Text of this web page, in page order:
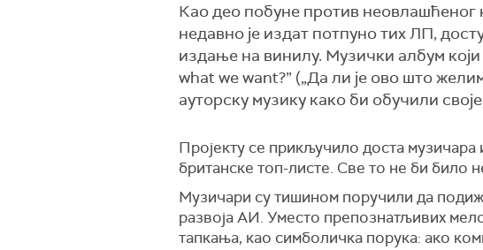
Као део побуне против
недавно је издат потпуно тих ЛП,
издање на винилу. Музички албум
what we want?” („Да ли је ово што
ауторску музику како би обучили
Пројекту се прикључило доста музичара
британске топ-листе. Све то не би било
Музичари су тишином поручили да
развоја АИ. Уместо препознатљивих
тапкања, као симболичка порука: ако